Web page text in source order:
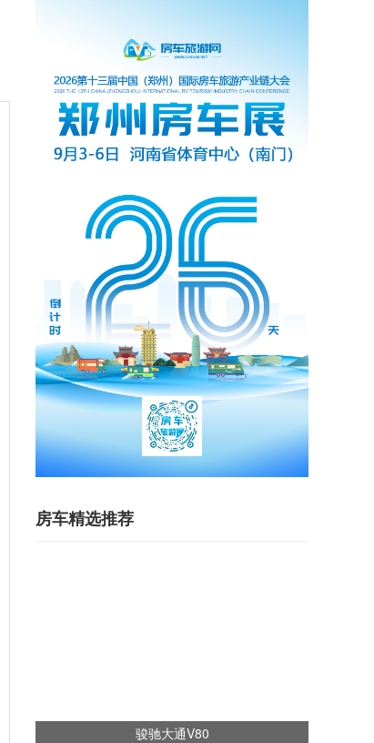
房车精选推荐
骏驰大通V80